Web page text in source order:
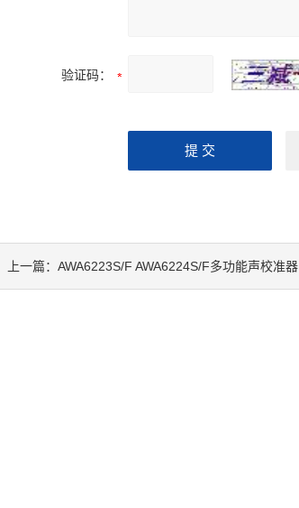
验证码：
上一篇： AWA6223S/F AWA6224S/F多功能声校准器